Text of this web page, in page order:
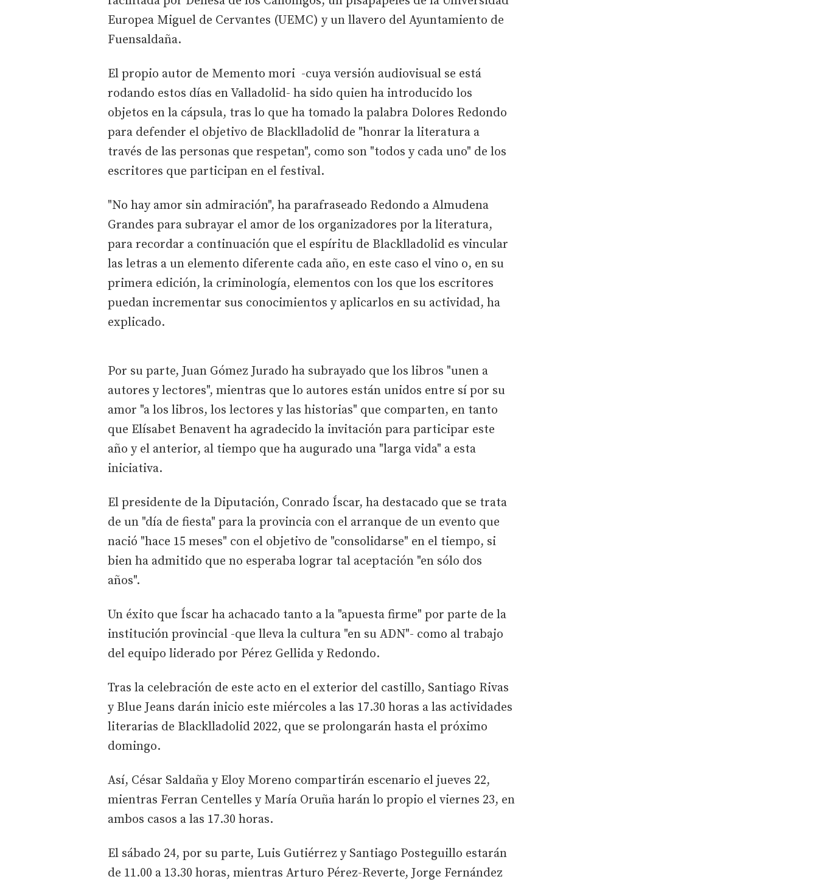
Europea Miguel de Cervantes (UEMC) y un llavero del Ayuntamiento de
Fuensaldaña.
El propio autor de Memento mori -cuya versión audiovisual se está
rodando estos días en Valladolid- ha sido quien ha introducido los
objetos en la cápsula, tras lo que ha tomado la palabra Dolores Redondo
para defender el objetivo de Blacklladolid de "honrar la literatura a
través de las personas que respetan", como son "todos y cada uno" de los
escritores que participan en el festival.
"No hay amor sin admiración", ha parafraseado Redondo a Almudena
Grandes para subrayar el amor de los organizadores por la literatura,
para recordar a continuación que el espíritu de Blacklladolid es vincular
las letras a un elemento diferente cada año, en este caso el vino o, en su
primera edición, la criminología, elementos con los que los escritores
puedan incrementar sus conocimientos y aplicarlos en su actividad, ha
explicado.
Por su parte, Juan Gómez Jurado ha subrayado que los libros "unen a
autores y lectores", mientras que lo autores están unidos entre sí por su
amor "a los libros, los lectores y las historias" que comparten, en tanto
que Elísabet Benavent ha agradecido la invitación para participar este
año y el anterior, al tiempo que ha augurado una "larga vida" a esta
iniciativa.
El presidente de la Diputación, Conrado Íscar, ha destacado que se trata
de un "día de fiesta" para la provincia con el arranque de un evento que
nació "hace 15 meses" con el objetivo de "consolidarse" en el tiempo, si
bien ha admitido que no esperaba lograr tal aceptación "en sólo dos
años".
Un éxito que Íscar ha achacado tanto a la "apuesta firme" por parte de la
institución provincial -que lleva la cultura "en su ADN"- como al trabajo
del equipo liderado por Pérez Gellida y Redondo.
Tras la celebración de este acto en el exterior del castillo, Santiago Rivas
y Blue Jeans darán inicio este miércoles a las 17.30 horas a las actividades
literarias de Blacklladolid 2022, que se prolongarán hasta el próximo
domingo.
Así, César Saldaña y Eloy Moreno compartirán escenario el jueves 22,
mientras Ferran Centelles y María Oruña harán lo propio el viernes 23, en
ambos casos a las 17.30 horas.
El sábado 24, por su parte, Luis Gutiérrez y Santiago Posteguillo estarán
de 11.00 a 13.30 horas, mientras Arturo Pérez-Reverte, Jorge Fernández